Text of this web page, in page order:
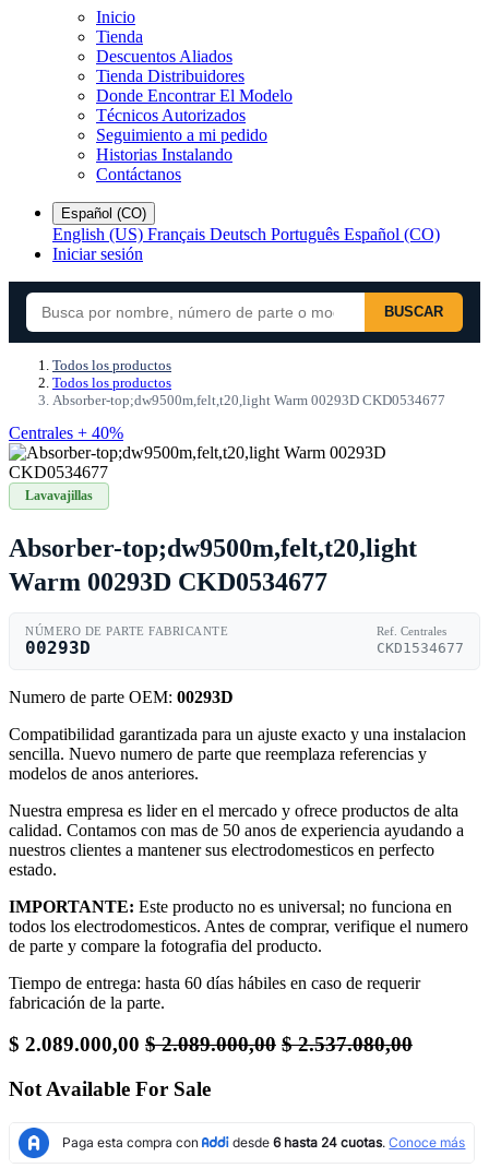
Inicio
Tienda
Descuentos Aliados
Tienda Distribuidores
Donde Encontrar El Modelo
Técnicos Autorizados
Seguimiento a mi pedido
Historias Instalando
Contáctanos
Español (CO)
English (US) Français Deutsch Português Español (CO)
Iniciar sesión
BUSCAR
Todos los productos
Todos los productos
Absorber-top;dw9500m,felt,t20,light Warm 00293D CKD0534677
Centrales + 40%
Lavavajillas
Absorber-top;dw9500m,felt,t20,light
Warm 00293D CKD0534677
NÚMERO DE PARTE FABRICANTE
00293D
Ref. Centrales
CKD1534677
Numero de parte OEM: 00293D
Compatibilidad garantizada para un ajuste exacto y una instalacion
sencilla. Nuevo numero de parte que reemplaza referencias y
modelos de anos anteriores.
Nuestra empresa es lider en el mercado y ofrece productos de alta
calidad. Contamos con mas de 50 anos de experiencia ayudando a
nuestros clientes a mantener sus electrodomesticos en perfecto
estado.
IMPORTANTE: Este producto no es universal; no funciona en
todos los electrodomesticos. Antes de comprar, verifique el numero
de parte y compare la fotografia del producto.
Tiempo de entrega: hasta 60 días hábiles en caso de requerir
fabricación de la parte.
$ 2.089.000,00 $2.089.000,00 $2.537.080,00
Not Available For Sale